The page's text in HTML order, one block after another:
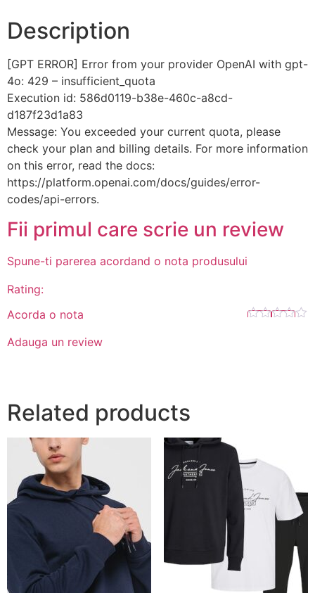
Description
[GPT ERROR] Error from your provider OpenAI with gpt-
4o: 429 – insufficient_quota
Execution id: 586d0119-b38e-460c-a8cd-
d187f23d1a83
Message: You exceeded your current quota, please
check your plan and billing details. For more information
on this error, read the docs:
https://platform.openai.com/docs/guides/error-
codes/api-errors.
Fii primul care scrie un review
Spune-ti parerea acordand o nota produsului
Rating:
Acorda o nota
Adauga un review
Related products